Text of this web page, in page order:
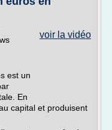
voir la vidéo
est un
En
capital et produisent